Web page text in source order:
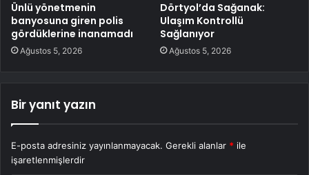
Ünlü yönetmenin
banyosuna giren polis
gördüklerine inanamadı
Ağustos 5, 2026
Dörtyol’da Sağanak:
Ulaşım Kontrollü
Sağlanıyor
Ağustos 5, 2026
Bir yanıt yazın
E-posta adresiniz yayınlanmayacak. Gerekli alanlar * ile
işaretlenmişlerdir